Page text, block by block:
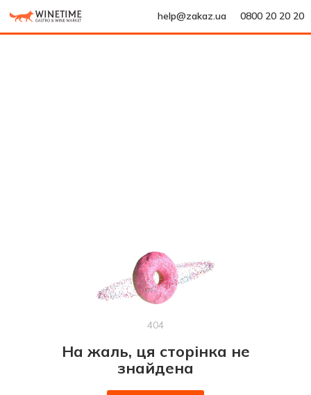
help@zakaz.ua 0800 20 20 20
404
На жаль, ця сторінка не
знайдена